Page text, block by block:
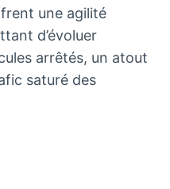
une agilité
d’évoluer
arrêtés, un atout
saturé des